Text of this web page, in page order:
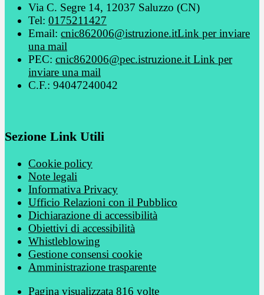
Via C. Segre 14, 12037 Saluzzo (CN)
Tel: 0175211427
Email: cnic862006@istruzione.itLink per inviare
una mail
PEC: cnic862006@pec.istruzione.it Link per
inviare una mail
C.F.: 94047240042
Sezione Link Utili
Cookie policy
Note legali
Informativa Privacy
Ufficio Relazioni con il Pubblico
Dichiarazione di accessibilità
Obiettivi di accessibilità
Whistleblowing
Gestione consensi cookie
Amministrazione trasparente
Pagina visualizzata 816 volte